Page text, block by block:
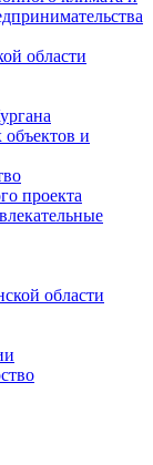
области
и
проекта
области